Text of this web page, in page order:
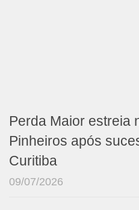
Perda Maior estreia
Pinheiros após
Curitiba
09/07/2026